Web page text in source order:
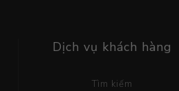
Dịch vụ khách hàng
Tìm kiếm